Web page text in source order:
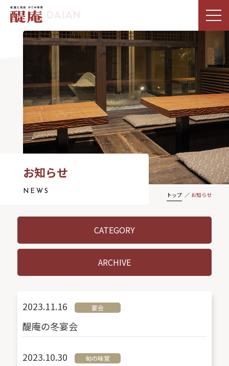
お知らせ
NEWS トップ お知らせ
CATEGORY
ARCHIVE
2023.11.16 宴会
醍庵の冬宴会
2023.10.30 旬の味覚